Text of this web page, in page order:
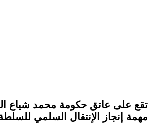
تقع على عاتق حكومة محمد شياع
مهمة إنجاز الإنتقال السلمي